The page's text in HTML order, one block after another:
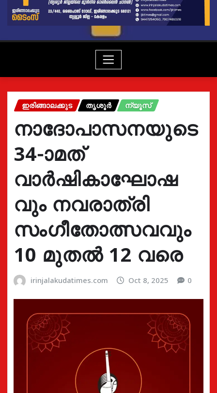
ഇരിങ്ങാലക്കുട തൃശൂർ ന്യൂസ്
നാദോപാസനയുടെ
34-ാമത്
വാർഷികാഘോഷ
വും നവരാത്രി
സംഗീതോത്സവവും
10 മുതൽ 12 വരെ
irinjalakudatimes.com Oct 8, 2025 0